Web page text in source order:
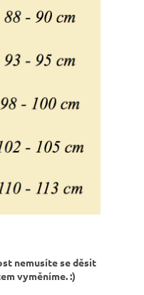
nemusíte se děsit
vyměníme. :)